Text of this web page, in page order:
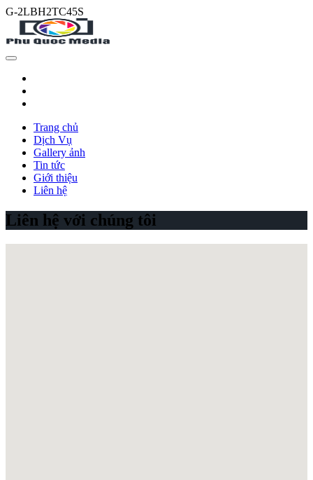
G-2LBH2TC45S
Trang chủ
Dịch Vụ
Gallery ảnh
Tin tức
Giới thiệu
Liên hệ
Liên hệ với chúng tôi